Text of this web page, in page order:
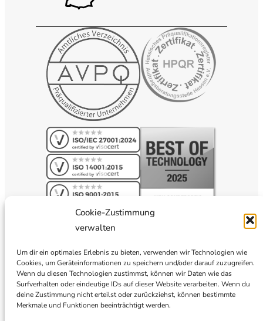
Cookie-Zustimmung
verwalten
Um dir ein optimales Erlebnis zu bieten, verwenden wir Technologien wie
Cookies, um Geräteinformationen zu speichern und/oder darauf zuzugreifen.
Wenn du diesen Technologien zustimmst, können wir Daten wie das
Surfverhalten oder eindeutige IDs auf dieser Website verarbeiten. Wenn du
deine Zustimmung nicht erteilst oder zurückziehst, können bestimmte
Merkmale und Funktionen beeinträchtigt werden.